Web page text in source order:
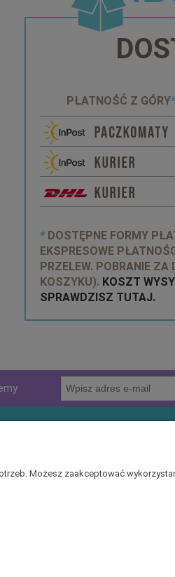
PŁATNOŚĆ Z GÓRY*
* DOSTĘPNE FORMY
EKSPRESOWE
PRZELEW. POBRANIE
KOSZYKU). KOSZT
SPRAWDZISZ TUTAJ.
Kontakt
Możesz zaakceptować